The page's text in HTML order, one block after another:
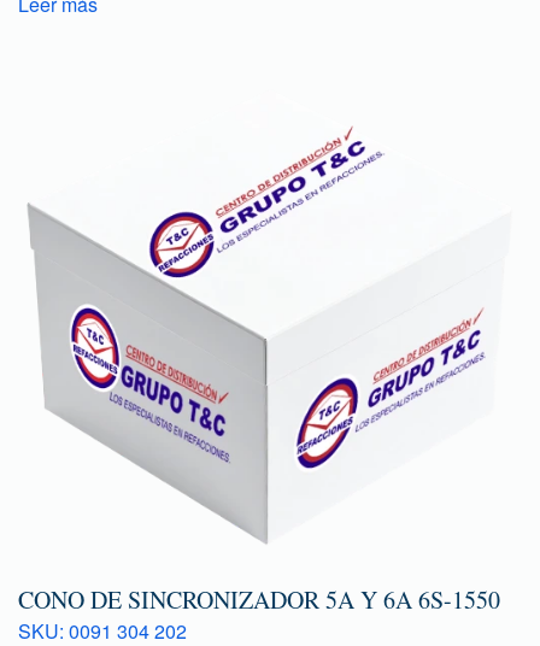
CONO DE SINCRONIZADOR 5A Y 6A 6S-1550
SKU: 0091 304 202